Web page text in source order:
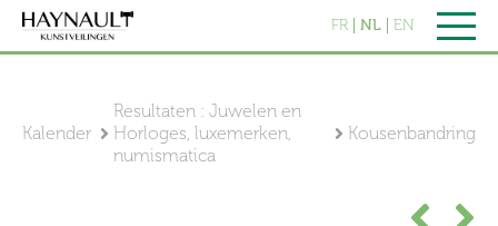
FR NL EN
Kalender
Resultaten : Juwelen en
Horloges, luxemerken,
numismatica
Kousenbandring